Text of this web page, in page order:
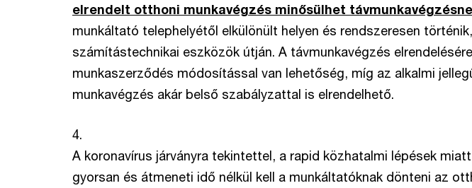
elrendelt otthoni munkavégzés minősülhet
munkáltató telephelyétől elkülönült helyen és rendszeresen történik,
számítástechnikai eszközök útján. A távmunkavégzés
munkaszerződés módosítással van lehetőség, míg az alkalmi
munkavégzés akár belső szabályzattal is elrendelhető.
4.
A koronavírus járványra tekintettel, a rapid közhatalmi lépések
gyorsan és átmeneti idő nélkül kell a munkáltatóknak dönteni az